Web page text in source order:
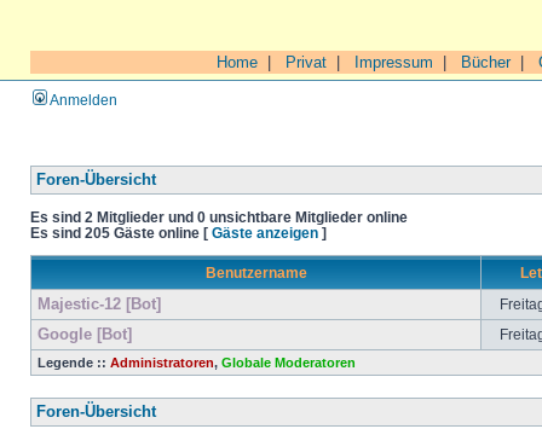
Home Privat Impressum Bücher|
Anmelden
Foren-Übersicht
Es sind 2 Mitglieder und 0 unsichtbare Mitglieder online
Es sind 205 Gäste online [ Gäste anzeigen ]
Benutzername
Majestic-12 [Bot]
Google [Bot]
Legende :: Administratoren, Globale Moderatoren
Foren-Übersicht